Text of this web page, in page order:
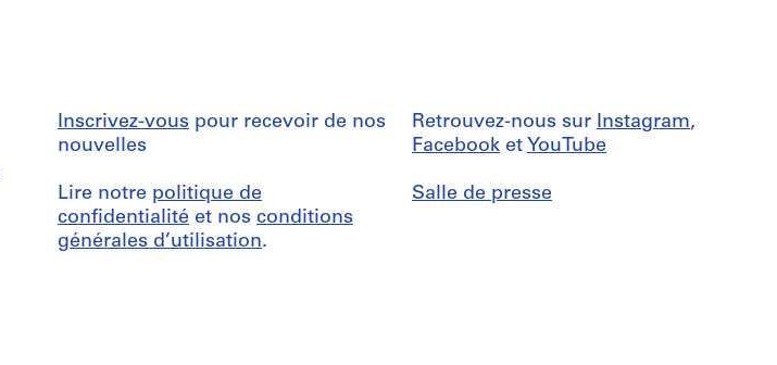
Inscrivez-vous pour recevoir de nos
nouvelles
Lire notre politique de
confidentialité et nos conditions
générales d’utilisation.
Retrouvez-nous sur Instagram,
Facebook et YouTube
Salle de presse